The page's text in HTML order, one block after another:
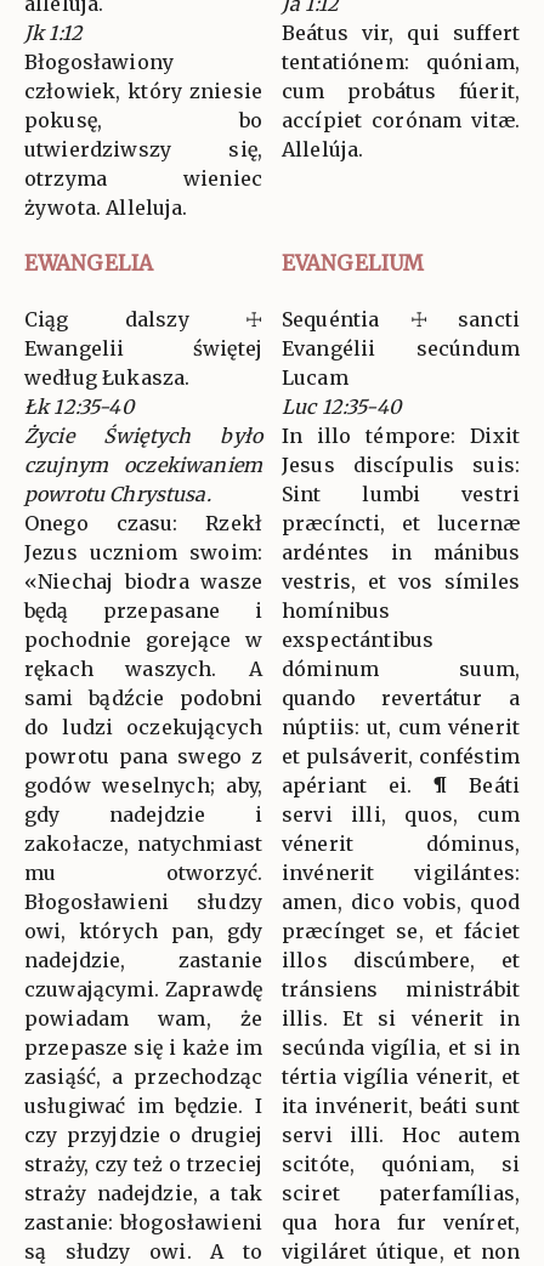
Jk 1:12
Błogosławiony
człowiek, który zniesie
pokusę, bo
utwierdziwszy się,
otrzyma wieniec
żywota. Alleluja.
Beátus vir, qui suffert
tentatiónem: quóniam,
cum probátus fúerit,
accípiet corónam vitæ.
Allelúja.
EWANGELIA EVANGELIUM
Ciąg dalszy ☩
Ewangelii świętej
według Łukasza.
Łk 12:35-40
Życie Świętych było
czujnym oczekiwaniem
powrotu Chrystusa.
Onego czasu: Rzekł
Jezus uczniom swoim:
«Niechaj biodra wasze
będą przepasane i
pochodnie gorejące w
rękach waszych. A
sami bądźcie podobni
do ludzi oczekujących
powrotu pana swego z
godów weselnych; aby,
gdy nadejdzie i
zakołacze, natychmiast
mu otworzyć.
Błogosławieni słudzy
owi, których pan, gdy
nadejdzie, zastanie
czuwającymi. Zaprawdę
powiadam wam, że
przepasze się i każe im
zasiąść, a przechodząc
usługiwać im będzie. I
czy przyjdzie o drugiej
straży, czy też o trzeciej
straży nadejdzie, a tak
zastanie: błogosławieni
są słudzy owi. A to
Sequéntia ☩ sancti
Evangélii secúndum
Lucam
Luc 12:35-40
In illo témpore: Dixit
Jesus discípulis suis:
Sint lumbi vestri
præcíncti, et lucernæ
ardéntes in mánibus
vestris, et vos símiles
homínibus
exspectántibus
dóminum suum,
quando revertátur a
núptiis: ut, cum vénerit
et pulsáverit, conféstim
apériant ei. ¶ Beáti
servi illi, quos, cum
vénerit dóminus,
invénerit vigilántes:
amen, dico vobis, quod
præcínget se, et fáciet
illos discúmbere, et
tránsiens ministrábit
illis. Et si vénerit in
secúnda vigília, et si in
tértia vigília vénerit, et
ita invénerit, beáti sunt
servi illi. Hoc autem
scitóte, quóniam, si
sciret paterfamílias,
qua hora fur veníret,
vigiláret útique, et non